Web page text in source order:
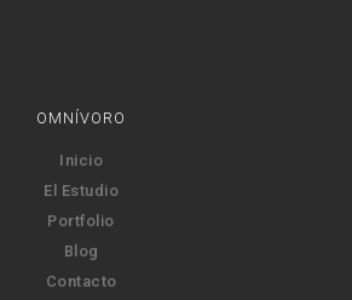
OMNÍVORO
Inicio
El Estudio
Portfolio
Blog
Contacto